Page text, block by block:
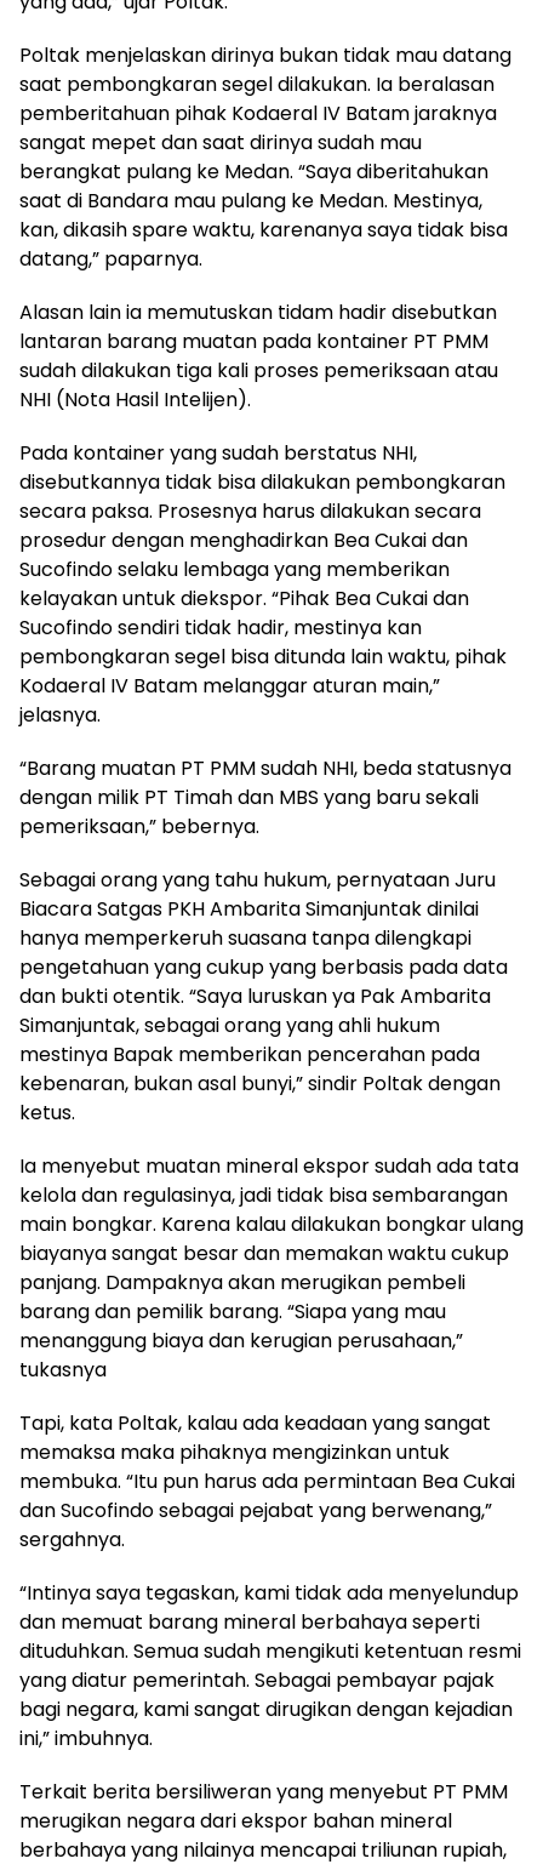
Poltak menjelaskan dirinya bukan tidak mau datang
saat pembongkaran segel dilakukan. Ia beralasan
pemberitahuan pihak Kodaeral IV Batam jaraknya
sangat mepet dan saat dirinya sudah mau
berangkat pulang ke Medan. “Saya diberitahukan
saat di Bandara mau pulang ke Medan. Mestinya,
kan, dikasih spare waktu, karenanya saya tidak bisa
datang,” paparnya.
Alasan lain ia memutuskan tidam hadir disebutkan
lantaran barang muatan pada kontainer PT PMM
sudah dilakukan tiga kali proses pemeriksaan atau
NHI (Nota Hasil Intelijen).
Pada kontainer yang sudah berstatus NHI,
disebutkannya tidak bisa dilakukan pembongkaran
secara paksa. Prosesnya harus dilakukan secara
prosedur dengan menghadirkan Bea Cukai dan
Sucofindo selaku lembaga yang memberikan
kelayakan untuk diekspor. “Pihak Bea Cukai dan
Sucofindo sendiri tidak hadir, mestinya kan
pembongkaran segel bisa ditunda lain waktu, pihak
Kodaeral IV Batam melanggar aturan main,”
jelasnya.
“Barang muatan PT PMM sudah NHI, beda statusnya
dengan milik PT Timah dan MBS yang baru sekali
pemeriksaan,” bebernya.
Sebagai orang yang tahu hukum, pernyataan Juru
Biacara Satgas PKH Ambarita Simanjuntak dinilai
hanya memperkeruh suasana tanpa dilengkapi
pengetahuan yang cukup yang berbasis pada data
dan bukti otentik. “Saya luruskan ya Pak Ambarita
Simanjuntak, sebagai orang yang ahli hukum
mestinya Bapak memberikan pencerahan pada
kebenaran, bukan asal bunyi,” sindir Poltak dengan
ketus.
Ia menyebut muatan mineral ekspor sudah ada tata
kelola dan regulasinya, jadi tidak bisa sembarangan
main bongkar. Karena kalau dilakukan bongkar ulang
biayanya sangat besar dan memakan waktu cukup
panjang. Dampaknya akan merugikan pembeli
barang dan pemilik barang. “Siapa yang mau
menanggung biaya dan kerugian perusahaan,”
tukasnya
Tapi, kata Poltak, kalau ada keadaan yang sangat
memaksa maka pihaknya mengizinkan untuk
membuka. “Itu pun harus ada permintaan Bea Cukai
dan Sucofindo sebagai pejabat yang berwenang,”
sergahnya.
“Intinya saya tegaskan, kami tidak ada menyelundup
dan memuat barang mineral berbahaya seperti
dituduhkan. Semua sudah mengikuti ketentuan resmi
yang diatur pemerintah. Sebagai pembayar pajak
bagi negara, kami sangat dirugikan dengan kejadian
ini,” imbuhnya.
Terkait berita bersiliweran yang menyebut PT PMM
merugikan negara dari ekspor bahan mineral
berbahaya yang nilainya mencapai triliunan rupiah,